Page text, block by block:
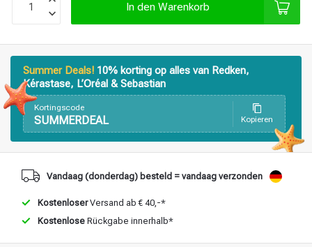
Stylingprodukte
In den Warenkorb
Summer Deals! 10% korting op alles van Redken,
Kérastase, L’Oréal & Sebastian
Kortingscode
SUMMERDEAL Kopieren
Vandaag (donderdag) besteld = vandaag verzonden
KostenloserVersand ab € 40,-*
Kostenlose Rückgabe innerhalb*